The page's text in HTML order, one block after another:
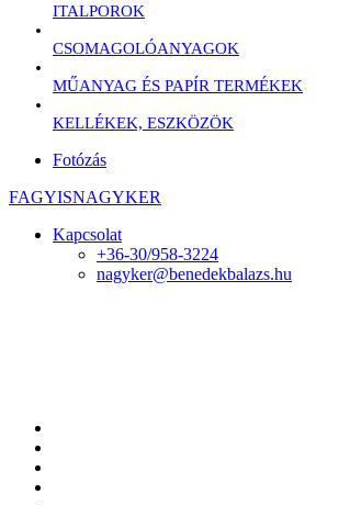
ITALPOROK
CSOMAGOLÓANYAGOK
MŰANYAG ÉS PAPÍR TERMÉKEK
KELLÉKEK, ESZKÖZÖK
Fotózás
FAGYISNAGYKER
Kapcsolat
+36-30/958-3224
nagyker@benedekbalazs.hu